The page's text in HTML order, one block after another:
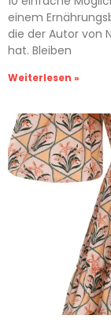
einem
die der Autor von
hat. Bleiben
Weiterlesen »